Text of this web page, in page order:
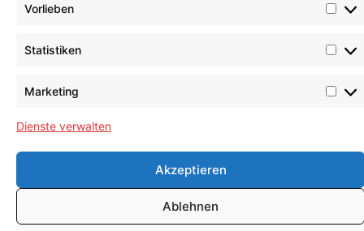
Vorlieben
Statistiken
Marketing
Dienste verwalten
Akzeptieren
Ablehnen
| S.Faust